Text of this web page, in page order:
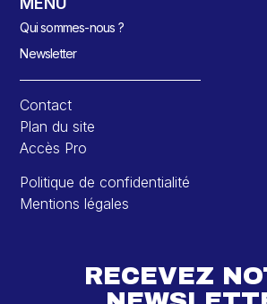
Qui sommes-nous ?
Newsletter
Contact
Plan du site
Accès Pro
Politique de confidentialité
Mentions légales
RECEVEZ